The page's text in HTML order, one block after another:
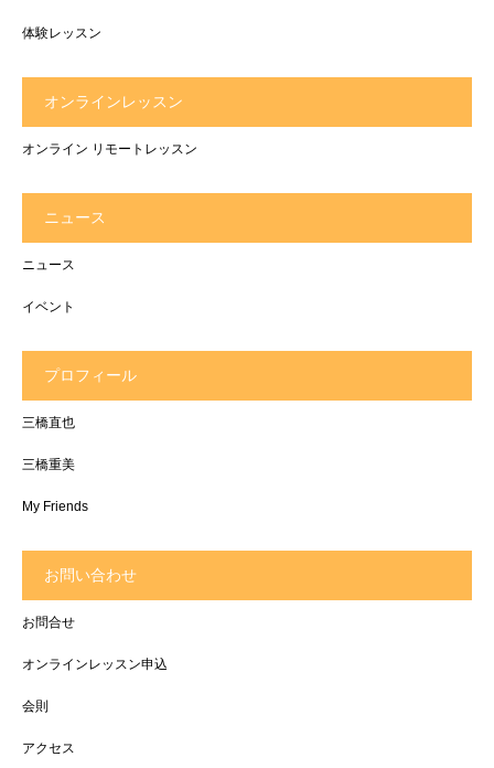
体験レッスン
オンラインレッスン
オンライン リモートレッスン
ニュース
ニュース
イベント
プロフィール
三橋直也
三橋重美
My Friends
お問い合わせ
お問合せ
オンラインレッスン申込
会則
アクセス